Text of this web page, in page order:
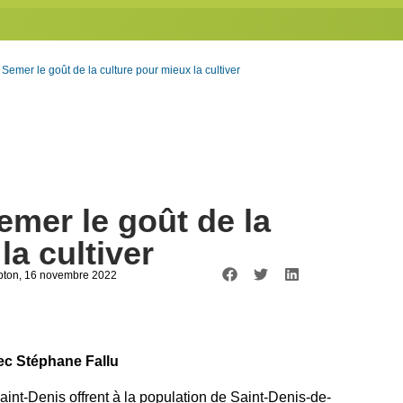
le goût de la culture pour mieux la cultiver
le goût de la
cultiver
, 16 novembre 2022
Stéphane Fallu
Denis offrent à la population de Saint-Denis-de-